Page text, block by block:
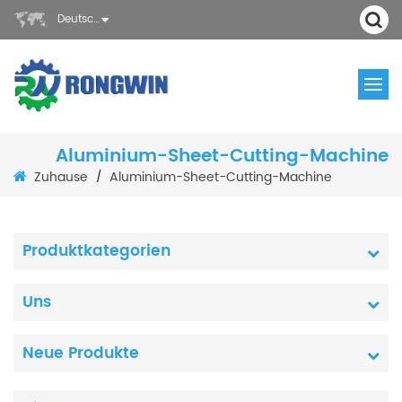
Deutsch
Aluminium-Sheet-Cutting-Machine
Zuhause / Aluminium-Sheet-Cutting-Machine
Produktkategorien
Uns
Neue Produkte